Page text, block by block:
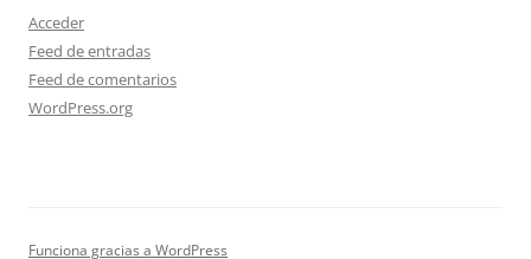
Acceder
Feed de entradas
Feed de comentarios
WordPress.org
Funciona gracias a WordPress